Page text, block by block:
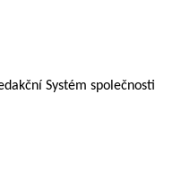
Systém společnosti